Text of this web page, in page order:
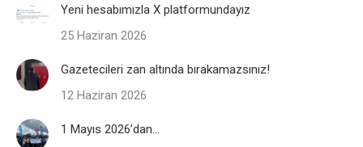
Yeni hesabımızla X platformundayız
25 Haziran 2026
Gazetecileri zan altında bırakamazsınız!
12 Haziran 2026
1 Mayıs 2026’dan…